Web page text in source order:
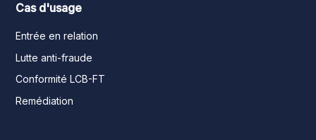
Cas d'usage
Entrée en relation
Lutte anti-fraude
Conformité LCB-FT
Remédiation